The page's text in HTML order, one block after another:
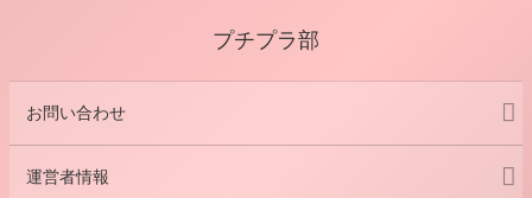
プチプラ部
お問い合わせ
運営者情報